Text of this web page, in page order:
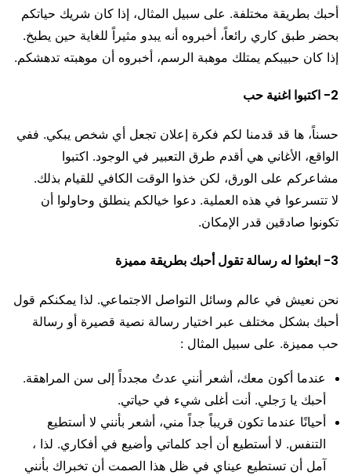
أحبك بطريقة مختلفة. على سبيل المثال، إذا كان شريك حياتكم
بحضر طبق كاري رائعاً، أخبروه أنه يبدو مثيراً للغاية حين يطبخ.
إذا كان حبيبكم يمتلك موهبة الرسم، أخبروه أن موهبته تدهشكم.
2- اكتبوا اغنية حب
حسناً، ها قد قدمنا لكم فكرة إعلان تجعل أي شخص يبكي. ففي
الواقع، الأغاني هي أقدم طرق التعبير في الوجود. اكتبوا
مشاعركم على الورق، لكن خذوا الوقت الكافي للقيام بذلك.
لا تتسرعوا في هذه العملية. دعوا خيالكم ينطلق وحاولوا أن
تكونوا صادقين قدر الإمكان.
3- ابعثوا له رسالة تقول أحبك بطريقة مميزة
نحن نعيش في عالم وسائل التواصل الاجتماعي. لذا يمكنكم قول
أحبك بشكل مختلف عبر اختيار رسالة نصية قصيرة أو رسالة
حب مميزة. على سبيل المثال :
عندما أكون معك، أشعر أنني عدتُ مجدداً إلى سن المراهقة.
أحبك يا رَجلي. أنت أغلى شيء في حياتي.
أحيانًا عندما تكون قريباً جداً مني، أشعر بأنني لا أستطيع
التنفس. لا أستطيع أن أجد كلماتي وأضيع في أفكاري. لذا ،
آمل أن تستطيع عيناي في ظل هذا الصمت أن تخبراك بأنني